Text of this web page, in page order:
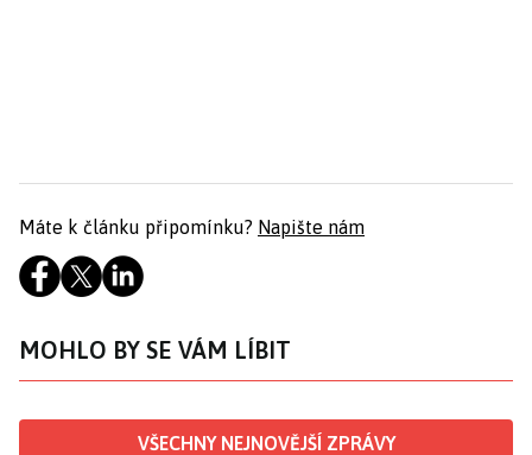
Máte k článku připomínku? Napište nám
MOHLO BY SE VÁM LÍBIT
VŠECHNY NEJNOVĚJŠÍ ZPRÁVY